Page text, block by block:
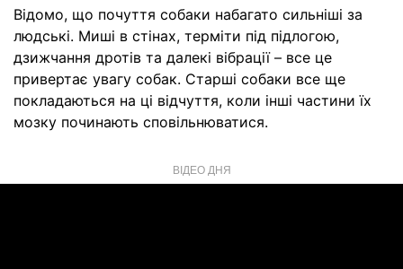
Відомо, що почуття собаки набагато сильніші за
людські. Миші в стінах, терміти під підлогою,
дзижчання дротів та далекі вібрації – все це
привертає увагу собак. Старші собаки все ще
покладаються на ці відчуття, коли інші частини їх
мозку починають сповільнюватися.
ВІДЕО ДНЯ